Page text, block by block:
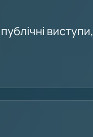
виступи,